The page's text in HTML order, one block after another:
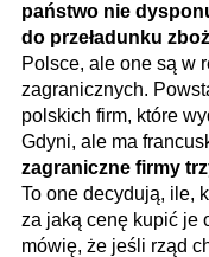
państwo nie
do przeładunku
Polsce, ale one są w
zagranicznych.
polskich firm, które
Gdyni, ale ma
zagraniczne firmy
To one decydują, ile,
za jaką cenę kupić je
mówię, że jeśli rząd